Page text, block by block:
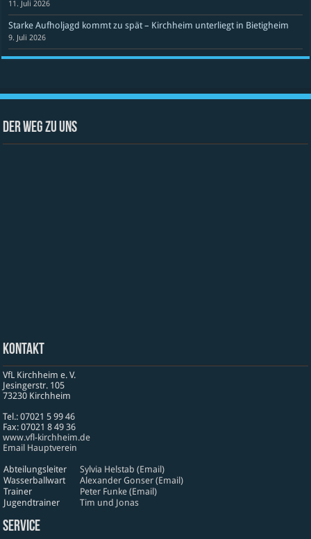
11. Juli 2026
Starke Aufholjagd kommt zu spät – Kirchheim unterliegt in Bietigheim
9. Juli 2026
Der Weg zu uns
Kontakt
VfL Kirchheim e. V.
Jesinger­str. 105
73230 Kirch­heim
Tel.: 07021 5 99 46
Fax: 07021 8 49 36
www​.vfl​-kirch​heim​.de
Email Hauptverein
Abteilungsleiter
Sylvia Helstab (Email)
Wasserballwart
Alexander Gonser (Email)
Trainer
Peter Funke (Email)
Jugendtrainer
Tim und Jonas
Service